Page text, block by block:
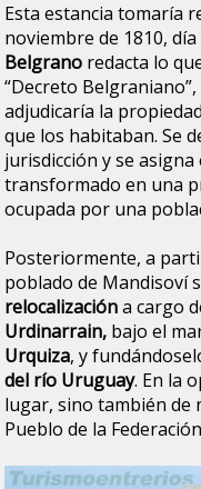
Esta estancia tomaría
noviembre de 1810,
Belgrano redacta lo
“Decreto
adjudicaría la
que los habitaban. Se
jurisdicción y se
transformado en una
ocupada por una
Posteriormente, a
poblado de Mandisoví
relocalizacióna cargo
Urdinarrain, bajo el
Urquiza, y
del río Uruguay. En la
lugar, sino también de
Pueblo de la